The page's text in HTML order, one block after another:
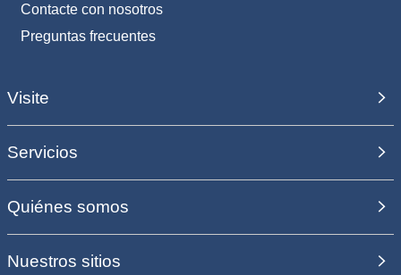
Contacte con nosotros
Preguntas frecuentes
Visite
Servicios
Quiénes somos
Nuestros sitios